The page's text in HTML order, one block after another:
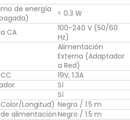
de energía
< 0.3 W
CA
100-240 V (50/60
Hz)
Alimentación
Externa (Adaptador
a Red)
19V, 1.3A
Sí
Sí
Longitud) Negro / 1.5 m
alimentaciónNegro / 1.5 m